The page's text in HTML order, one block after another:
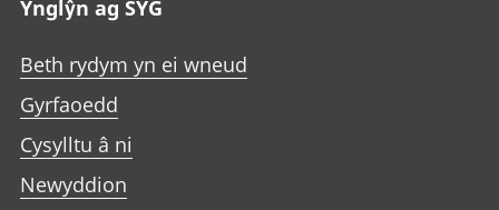
Ynglŷn ag SYG
Beth rydym yn ei wneud
Gyrfaoedd
Cysylltu â ni
Newyddion